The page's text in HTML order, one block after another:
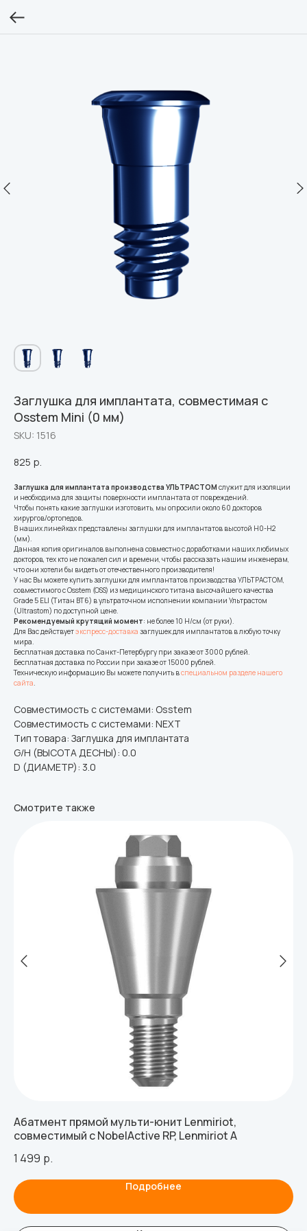
Заглушка для имплантата, совместимая с
Osstem Mini (0 мм)
SKU: 1516
825 р.
Заглушка для имплантата производства УЛЬТРАСТОМ служит для изоляции
и необходима для защиты поверхности имплантата от повреждений.
Чтобы понять какие заглушки изготовить, мы опросили около 60 докторов
хирургов/ортопедов.
В наших линейках представлены заглушки для имплантатов высотой Н0-Н2
(мм).
Данная копия оригиналов выполнена совместно с доработками наших любимых
докторов, тех кто не пожалел сил и времени, чтобы рассказать нашим инженерам,
что они хотели бы видеть от отечественного производителя!
У нас Вы можете купить заглушки для имплантатов производства УЛЬТРАСТОМ,
совместимого с Osstem (OSS) из медицинского титана высочайшего качества
Grade 5 ELI (Титан ВТ6) в ультраточном исполнении компании Ультрастом
(Ultrastom) по доступной цене.
Рекомендуемый крутящий момент: не более 10 Н/см (от руки).
Для Вас действуетэкспресс-доставка заглушек для имплантатов в любую точку
мира.
Бесплатная доставка по Санкт-Петербургу при заказе от 3000 рублей.
Бесплатная доставка по России при заказе от 15000 рублей.
Техническую информацию Вы можете получить вспециальном разделе нашего
сайта.
Совместимость с системами: Osstem
Совместимость с системами: NEXT
Тип товара: Заглушка для имплантата
G/H (ВЫСОТА ДЕСНЫ): 0.0
D (ДИАМЕТР): 3.0
Смотрите также
Абатмент прямой мульти-юнит Lenmiriot,
совместимый с NobelActive RP, Lenmiriot A
1 499 р.
Подробнее